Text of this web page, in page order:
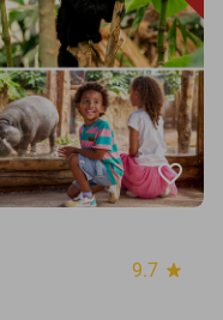
favorite_border
9.7 star